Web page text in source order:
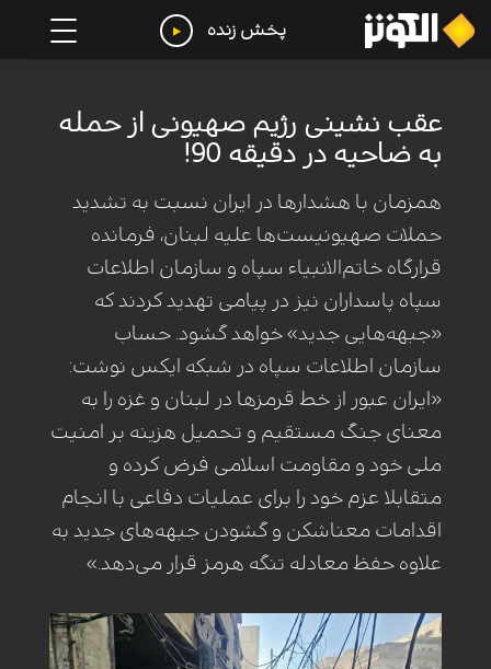
پخش زنده
عقب نشینی رژیم صهیونی از حمله
به ضاحیه در دقیقه 90!
همزمان با هشدارها در ایران نسبت به تشدید
حملات صهیونیست‌ها علیه لبنان، فرمانده
قرارگاه خاتم‌الانبیاء‌ سپاه و سازمان اطلاعات
سپاه پاسداران نیز در پیامی تهدید کردند که
«جبهه‌هایی جدید» خواهد گشود. حساب
سازمان اطلاعات سپاه در شبکه ایکس نوشت:‌
«ایران عبور از خط قرمزها در لبنان و غزه را به
معنای جنگ مستقیم و تحمیل هزینه بر امنیت
ملی خود و مقاومت اسلامی فرض کرده و
متقابلا عزم خود را برای عملیات دفاعی با انجام
اقدامات معناشکن و گشودن جبهه‌های جدید به
علاوه حفظ معادله تنگه هرمز قرار می‌دهد.»